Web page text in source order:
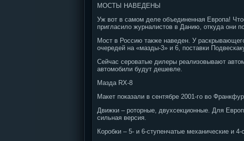
МОСТЫ НАВЕДЕНЫ
Уж вот в самом деле объединенная Европа!
пригласило журналистов в Данию, откуда они
Мост в Россию также наведен. У
очередей на «мазды-3» и 6, поставки
Сейчас сероватые дилеры реализовывают
автомобили будут дешевле.
Мазда RX-8
Макет показали в сентябре 2001-го во
Движки – роторные, двухсекционные. Для
сильная версия.
Коробки – 5- и 6-ступенчатые механические и